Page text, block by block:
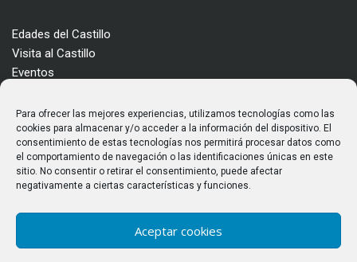
Para ofrecer las mejores experiencias, utilizamos tecnologías como las
cookies para almacenar y/o acceder a la información del dispositivo. El
consentimiento de estas tecnologías nos permitirá procesar datos como
el comportamiento de navegación o las identificaciones únicas en este
sitio. No consentir o retirar el consentimiento, puede afectar
negativamente a ciertas características y funciones.
Aceptar cookies
Edades del Castillo
Visita al Castillo
Eventos
Enclave
Más información
Consultas
Horarios y tarifas